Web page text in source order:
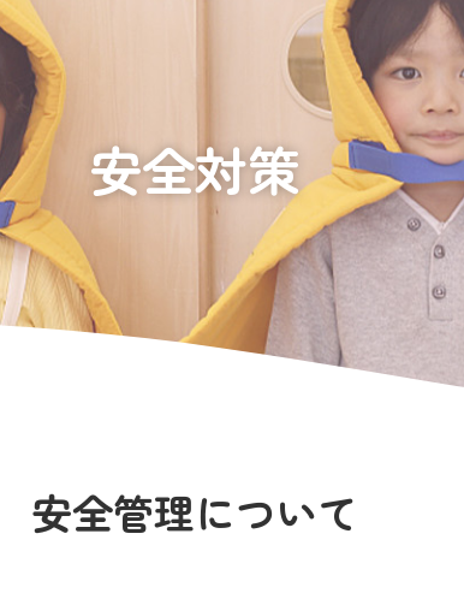
サイトのご利用について サイトマップ ニチイ学館
安全対策
安全管理について